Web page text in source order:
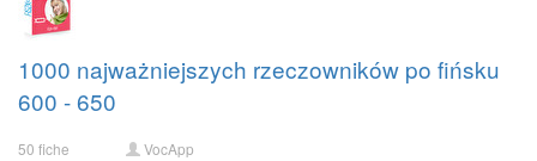
1000 najważniejszych rzeczowników po fińsku
600 - 650
50 fiche VocApp